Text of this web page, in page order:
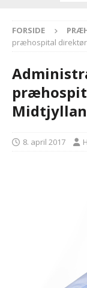
FORSIDE
præhospital direktør
8. april 2017